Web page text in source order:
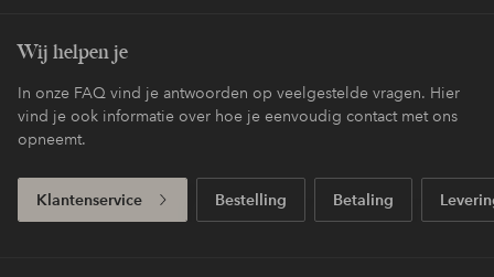
Wij helpen je
In onze FAQ vind je antwoorden op veelgestelde vragen. Hier
vind je ook informatie over hoe je eenvoudig contact met ons
opneemt.
Klantenservice Bestelling Betaling